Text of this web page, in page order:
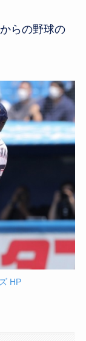
らの野球の
HP